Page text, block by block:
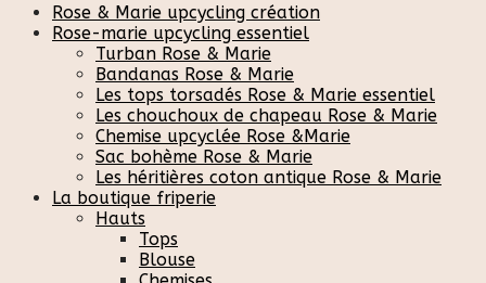
Rose & Marie upcycling création
Rose-marie upcycling essentiel
Turban Rose & Marie
Bandanas Rose & Marie
Les tops torsadés Rose & Marie essentiel
Les chouchoux de chapeau Rose & Marie
Chemise upcyclée Rose &Marie
Sac bohème Rose & Marie
Les héritières coton antique Rose & Marie
La boutique friperie
Hauts
Tops
Blouse